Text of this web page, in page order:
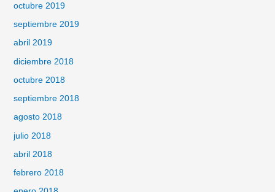
octubre 2019
septiembre 2019
abril 2019
diciembre 2018
octubre 2018
septiembre 2018
agosto 2018
julio 2018
abril 2018
febrero 2018